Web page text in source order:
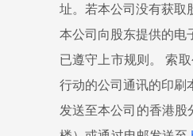
址。若本公司没有获取
本公司向股东提供的电
已遵守上市规则。 索
行动的公司通讯的印刷
发送至本公司的香港